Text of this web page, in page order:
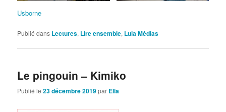
Usborne
Publié dans Lectures, Lire ensemble, Lula Médias
Le pingouin – Kimiko
Publié le23 décembre 2019par Ella